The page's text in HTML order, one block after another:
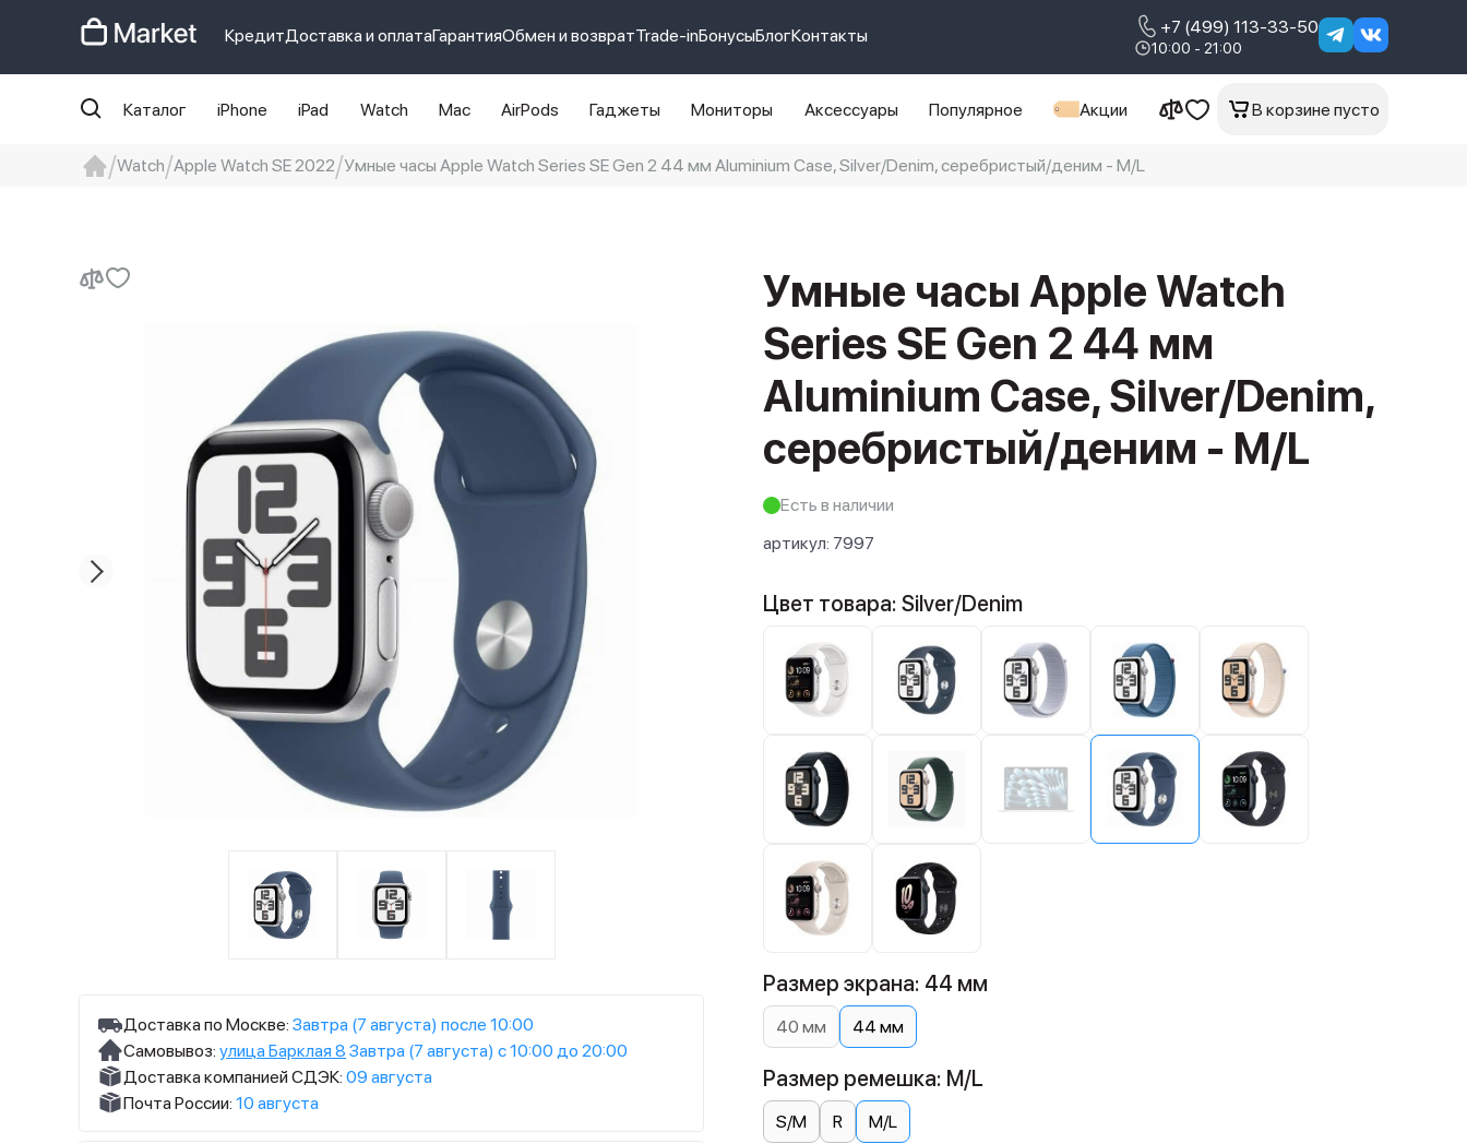
КредитДоставка и оплатаГарантияОбмен и возвратTrade-inБонусыБлогКонтакты +7 (499) 113-33-50
10:00 - 21:00
Каталог iPhone iPad Watch Mac AirPods Гаджеты Мониторы Аксессуары Популярное Акции В корзине пусто
Watch Apple Watch SE 2022 Умные часы Apple Watch Series SE Gen 2 44 мм Aluminium Case, Silver/Denim, серебристый/деним - M/L
Умные часы Apple Watch
Series SE Gen 2 44 мм
Aluminium Case, Silver/Denim,
серебристый/деним - M/L
Есть в наличии
артикул: 7997
Доставка по Москве: Завтра (7 августа) после 10:00
Самовывоз: улица Барклая 8 Завтра (7 августа) с 10:00 до 20:00
Доставка компанией СДЭК: 09 августа
Почта России: 10 августа
Цвет товара: Silver/Denim
Размер экрана: 44 мм
40 мм 44 мм
Размер ремешка: M/L
S/M R M/L